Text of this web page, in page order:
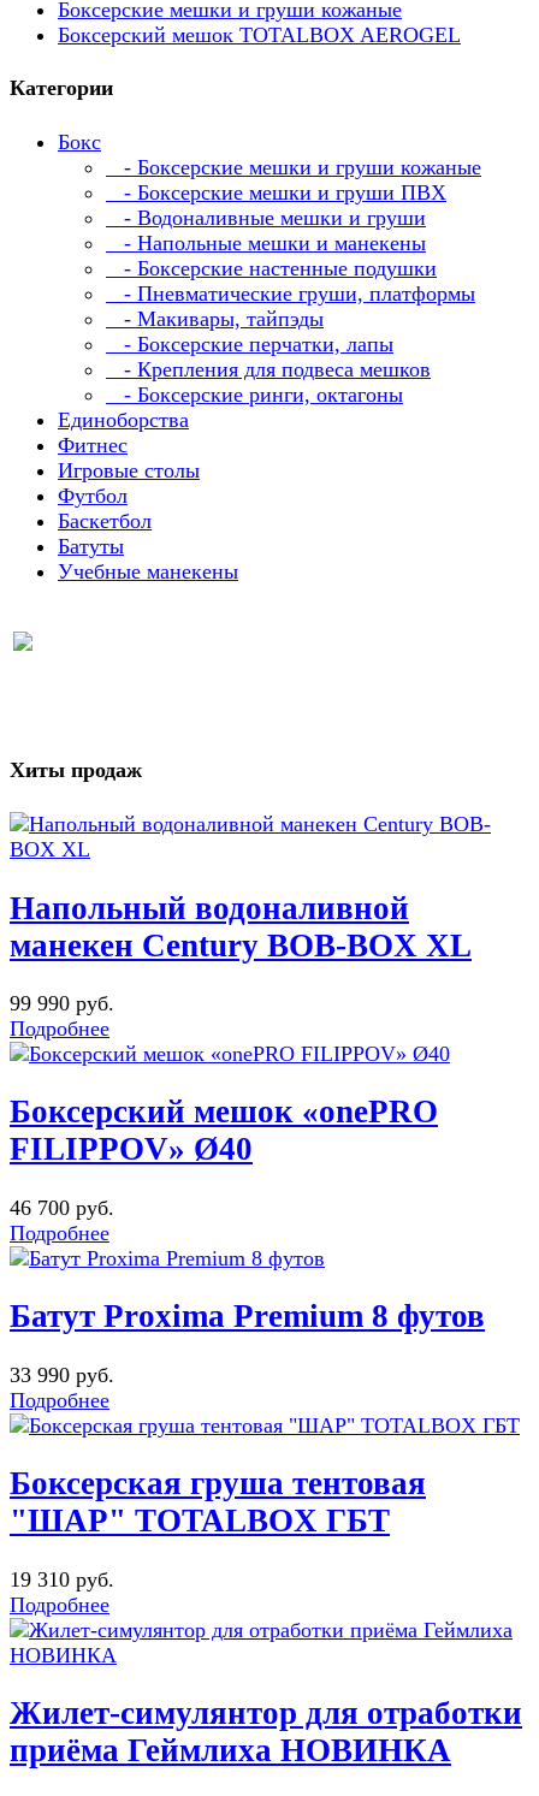
Боксерские мешки и груши кожаные
Боксерский мешок TOTALBOX AEROGEL
Категории
Бокс
- Боксерские мешки и груши кожаные
- Боксерские мешки и груши ПВХ
- Водоналивные мешки и груши
- Напольные мешки и манекены
- Боксерские настенные подушки
- Пневматические груши, платформы
- Макивары, тайпэды
- Боксерские перчатки, лапы
- Крепления для подвеса мешков
- Боксерские ринги, октагоны
Единоборства
Фитнес
Игровые столы
Футбол
Баскетбол
Батуты
Учебные манекены
Хиты продаж
Напольный водоналивной
манекен Century BOB-BOX XL
99 990 руб.
Подробнее
Боксерский мешок «onePRO
FILIPPOV» Ø40
46 700 руб.
Подробнее
Батут Proxima Premium 8 футов
33 990 руб.
Подробнее
Боксерская груша тентовая
"ШАР" TOTALBOX ГБТ
19 310 руб.
Подробнее
Жилет-симулянтор для отработки
приёма Геймлиха НОВИНКА